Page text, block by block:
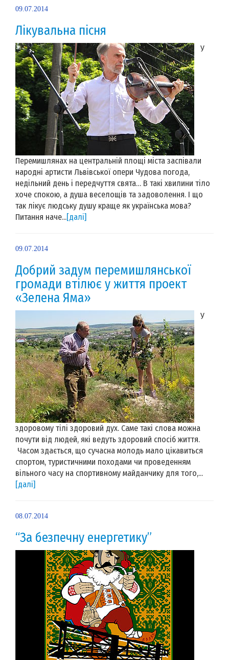
09.07.2014
Лікувальна пісня
У
Перемишлянах на центральній площі міста заспівали
народні артисти Львівської опери Чудова погода,
недільний день і передчуття свята… В такі хвилини тіло
хоче спокою, а душа веселощів та задоволення. І що
так лікує людську душу краще як українська мова?
Питання наче...[далі]
09.07.2014
Добрий задум перемишлянської
громади втілює у життя проект
«Зелена Яма»
У
здоровому тілі здоровий дух. Саме такі слова можна
почути від людей, які ведуть здоровий спосіб життя.
Часом здається, що сучасна молодь мало цікавиться
спортом, туристичними походами чи проведенням
вільного часу на спортивному майданчику для того,...
[далі]
08.07.2014
“За безпечну енергетику”